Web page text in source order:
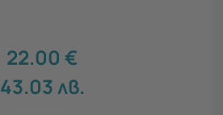
22.00 €
43.03лв.